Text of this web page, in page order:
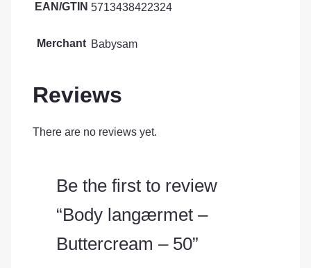
EAN/GTIN 5713438422324
Merchant Babysam
Reviews
There are no reviews yet.
Be the first to review
“Body langærmet –
Buttercream – 50”